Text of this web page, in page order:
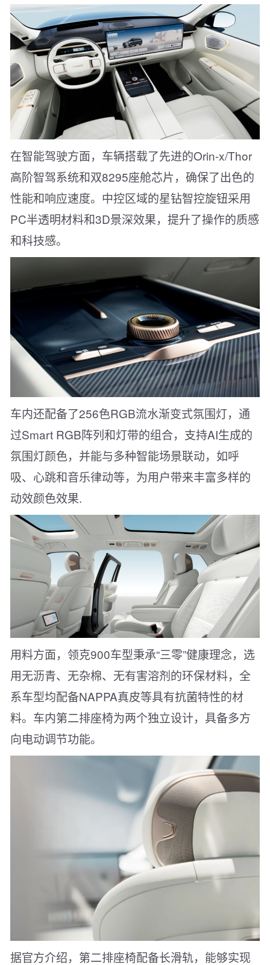
在智能驾驶方面，车辆搭载了先进的Orin-x/Thor
高阶智驾系统和双8295座舱芯片，确保了出色的
性能和响应速度。中控区域的星钻智控旋钮采用
PC半透明材料和3D景深效果，提升了操作的质感
和科技感。
车内还配备了256色RGB流水渐变式氛围灯，通
过Smart RGB阵列和灯带的组合，支持AI生成的
氛围灯颜色，并能与多种智能场景联动，如呼
吸、心跳和音乐律动等，为用户带来丰富多样的
动效颜色效果.
用料方面，领克900车型秉承“三零”健康理念，选
用无沥青、无杂棉、无有害溶剂的环保材料，全
系车型均配备NAPPA真皮等具有抗菌特性的材
料。车内第二排座椅为两个独立设计，具备多方
向电动调节功能。
据官方介绍，第二排座椅配备长滑轨，能够实现